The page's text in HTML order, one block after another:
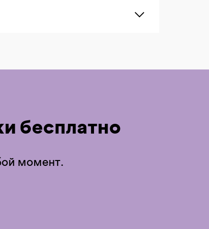
бесплатно
момент.